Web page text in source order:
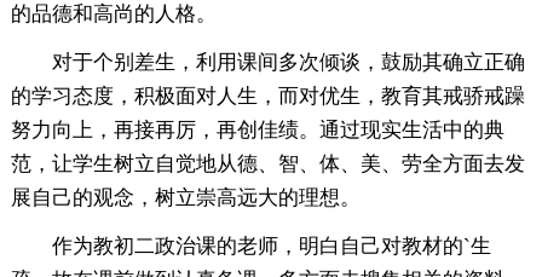
的品德和高尚的人格。
对于个别差生，利用课间多次倾谈，鼓励其确立正确
的学习态度，积极面对人生，而对优生，教育其戒骄戒躁
努力向上，再接再厉，再创佳绩。通过现实生活中的典
范，让学生树立自觉地从德、智、体、美、劳全方面去发
展自己的观念，树立崇高远大的理想。
作为教初二政治课的老师，明白自己对教材的`生